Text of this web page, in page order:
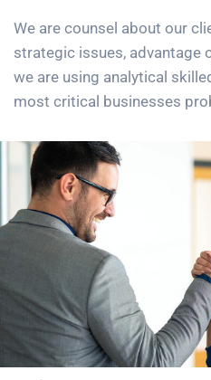
We are counsel about our
strategic issues, advantage
we are using analytical
most critical businesses